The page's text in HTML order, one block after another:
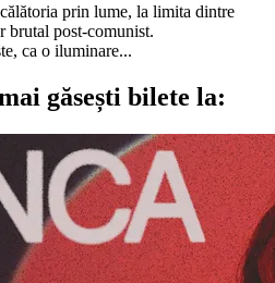
prin lume, la limita dintre
brutal post-comunist.
ca o iluminare...
găsești bilete la: